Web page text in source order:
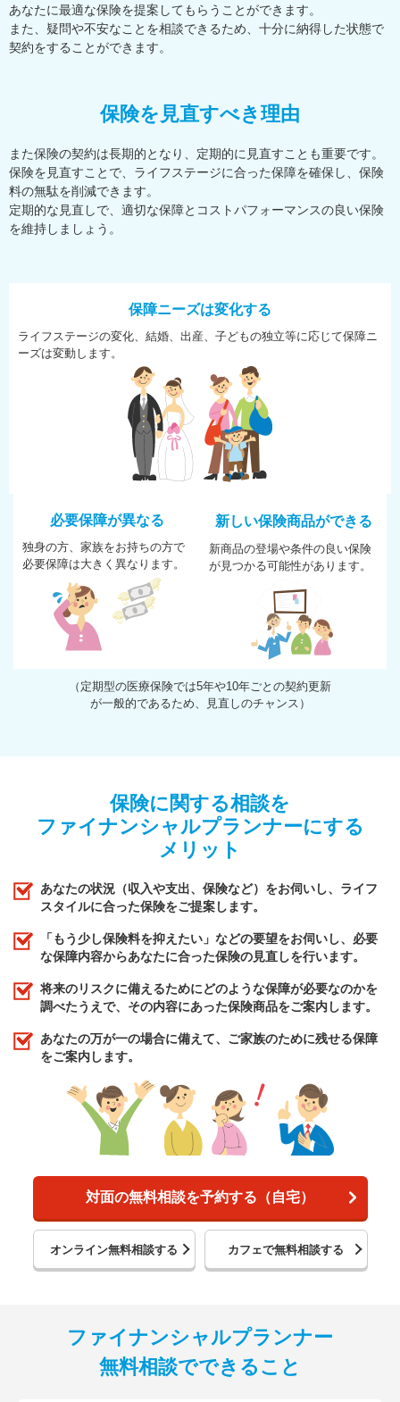
あなたに最適な保険を提案してもらうことができます。
また、疑問や不安なことを相談できるため、十分に納得した状態で
契約をすることができます。
保険を見直すべき理由
また保険の契約は長期的となり、定期的に見直すことも重要です。
保険を見直すことで、ライフステージに合った保障を確保し、保険
料の無駄を削減できます。
定期的な見直しで、適切な保障とコストパフォーマンスの良い保険
を維持しましょう。
保障ニーズは変化する
ライフステージの変化、結婚、 出産、子どもの独立等に応じて保障ニ
ーズは変動します。
必要保障が異なる
独身の方、家族をお持ちの方で
必要保障は大きく異なります。
新しい保険商品ができる
新商品の登場や条件の良い保険
が見つかる可能性があります。
（定期型の医療保険では5年や10年ごとの契約更新
が一般的であるため、見直しのチャンス）
保険に関する相談を
ファイナンシャルプランナーにする
メリット
あなたの状況（収入や支出、保険など）をお伺いし、ライフ
スタイルに合った保険をご提案します。
「もう少し保険料を抑えたい」などの要望をお伺いし、必要
な保障内容からあなたに合った保険の見直しを行います。
将来のリスクに備えるためにどのような保障が必要なのかを
調べたうえで、その内容にあった保険商品をご案内します。
あなたの万が一の場合に備えて、ご家族のために残せる保障
をご案内します。
対面の無料相談を予約する（自宅）
オンライン無料相談する カフェで無料相談する
ファイナンシャルプランナー
無料相談でできること